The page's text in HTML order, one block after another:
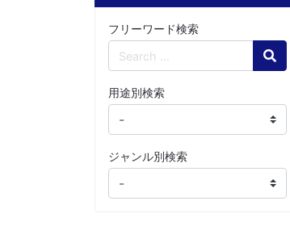
フリーワード検索
Search
用途別検索
ジャンル別検索